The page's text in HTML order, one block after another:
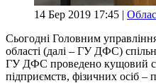
14 Бер 2019 17:45 |
Сьогодні Головним
області (далі – ГУ ДФС)
ГУ ДФС проведено кущовий
підприємств, фізичних осіб –